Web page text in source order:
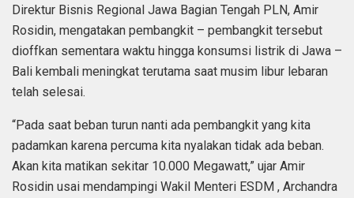
Direktur Bisnis Regional Jawa Bagian Tengah PLN, Amir
Rosidin, mengatakan pembangkit – pembangkit tersebut
dioffkan sementara waktu hingga konsumsi listrik di Jawa –
Bali kembali meningkat terutama saat musim libur lebaran
telah selesai.
“Pada saat beban turun nanti ada pembangkit yang kita
padamkan karena percuma kita nyalakan tidak ada beban.
Akan kita matikan sekitar 10.000 Megawatt,” ujar Amir
Rosidin usai mendampingi Wakil Menteri ESDM , Archandra